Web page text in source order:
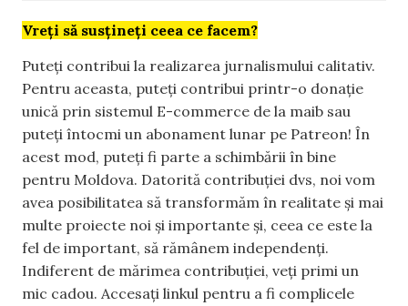
Vreți să susțineți ceea ce facem?
Puteți contribui la realizarea jurnalismului calitativ.
Pentru aceasta, puteți contribui printr-o donație
unică prin sistemul E-commerce de la maib sau
puteți întocmi un abonament lunar pe Patreon! În
acest mod, puteți fi parte a schimbării în bine
pentru Moldova. Datorită contribuției dvs, noi vom
avea posibilitatea să transformăm în realitate și mai
multe proiecte noi și importante și, ceea ce este la
fel de important, să rămânem independenți.
Indiferent de mărimea contribuției, veți primi un
mic cadou. Accesați linkul pentru a fi complicele